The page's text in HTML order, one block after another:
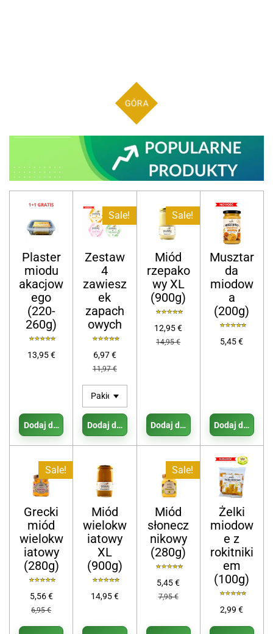
GÓRA
Plaster
miodu
akacjow
ego
(220-
260g)
13,95 €
Dodaj do koszyka
Sale!
Zestaw
4
zawiesz
ek
zapach
owych
6,97 €
11,97 €
Dodaj do koszyka
Sale!
Miód
rzepako
wy XL
(900g)
12,95 €
14,95 €
Dodaj do koszyka
Musztar
da
miodow
a
(200g)
5,45 €
Dodaj do
Sale!
Grecki
miód
wielokw
iatowy
(280g)
5,56 €
6,95 €
Miód
wielokw
iatowy
XL
(900g)
14,95 €
Sale!
Miód
słonecz
nikowy
(280g)
5,45 €
7,95 €
Żelki
miodow
e z
rokitniki
em
(100g)
2,99 €